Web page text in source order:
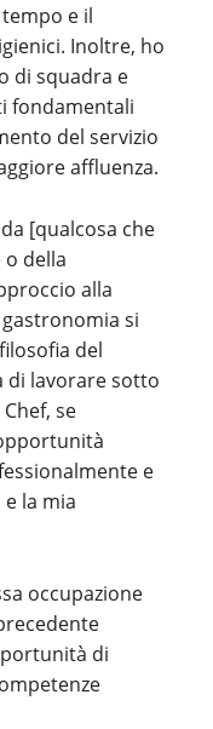
e il
Inoltre, ho
di squadra e
fondamentali
del servizio
affluenza.
[qualcosa che
della
alla
si
del
di lavorare sotto
se
e
la mia
occupazione
di